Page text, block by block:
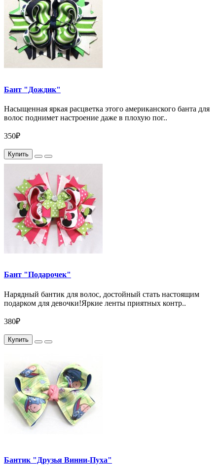
Бант "Дождик"
Насыщенная яркая расцветка этого американского банта для
волос поднимет настроение даже в плохую пог..
350₽
Купить
Бант "Подарочек"
Нарядный бантик для волос, достойный стать настоящим
подарком для девочки!Яркие ленты приятных контр..
380₽
Купить
Бантик "Друзья Винни-Пуха"